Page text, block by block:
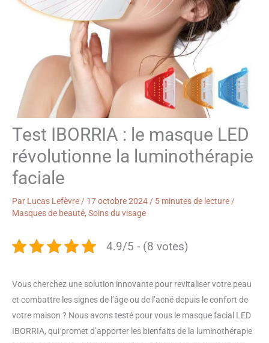
Test IBORRIA : le masque LED
révolutionne la luminothérapie
faciale
Par Lucas Lefèvre / 17 octobre 2024 / 5 minutes de lecture /
Masques de beauté, Soins du visage
4.9/5 - (8 votes)
Vous cherchez une solution innovante pour revitaliser votre peau
et combattre les signes de l’âge ou de l’acné depuis le confort de
votre maison ? Nous avons testé pour vous le masque facial LED
IBORRIA, qui promet d’apporter les bienfaits de la luminothérapie